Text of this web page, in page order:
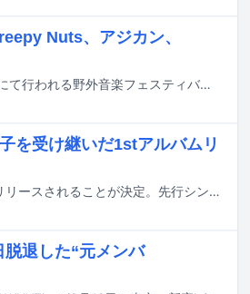
Nuts、アジカン、
8月28日から30日までの3日間、山梨・山中湖交流プラザ きららにて行われる野外音楽フェスティバル「SPACE SHOWER SWEET LOVE SHOWER 2026」のタイムテーブルが発表された。
を受け継いだ1stアルバムリ
下中洋介（DYGL）の1stアルバム「SHIMONAKA」が8月19日にリリースされることが決定。先行シングル「Private Jet」が本日7月1日に配信リリースされた。
退した“元メンバ